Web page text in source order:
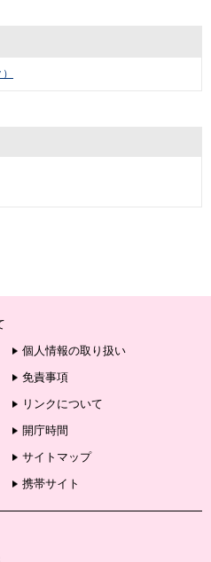
個人情報の取り扱い
免責事項
リンクについて
開庁時間
サイトマップ
携帯サイト